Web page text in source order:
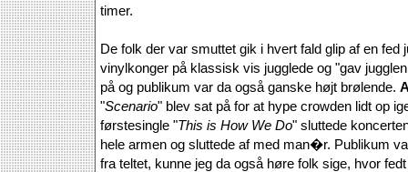
timer.
De folk der var smuttet gik i hvert fald glip af en fed
vinylkonger på klassisk vis jugglede og "gav
på og publikum var da også ganske højt brølende.
"Scenario" blev sat på for at hype crowden lidt op
førstesingle "This is How We Do" sluttede
hele armen og sluttede af med man�r. Publikum
fra teltet, kunne jeg da også høre folk sige, hvor